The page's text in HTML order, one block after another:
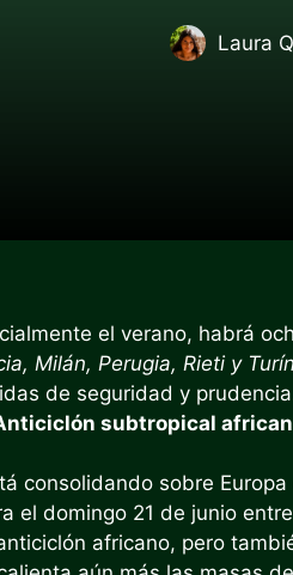
Laura
el verano, habrá
Milán, Perugia, Rieti y Turín
de seguridad y
subtropical
consolidando sobre
el domingo 21 de junio
africano, pero